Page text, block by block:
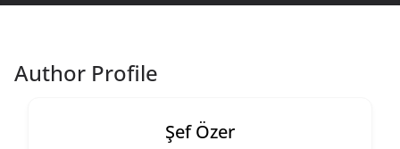
Author Profile
Şef Özer